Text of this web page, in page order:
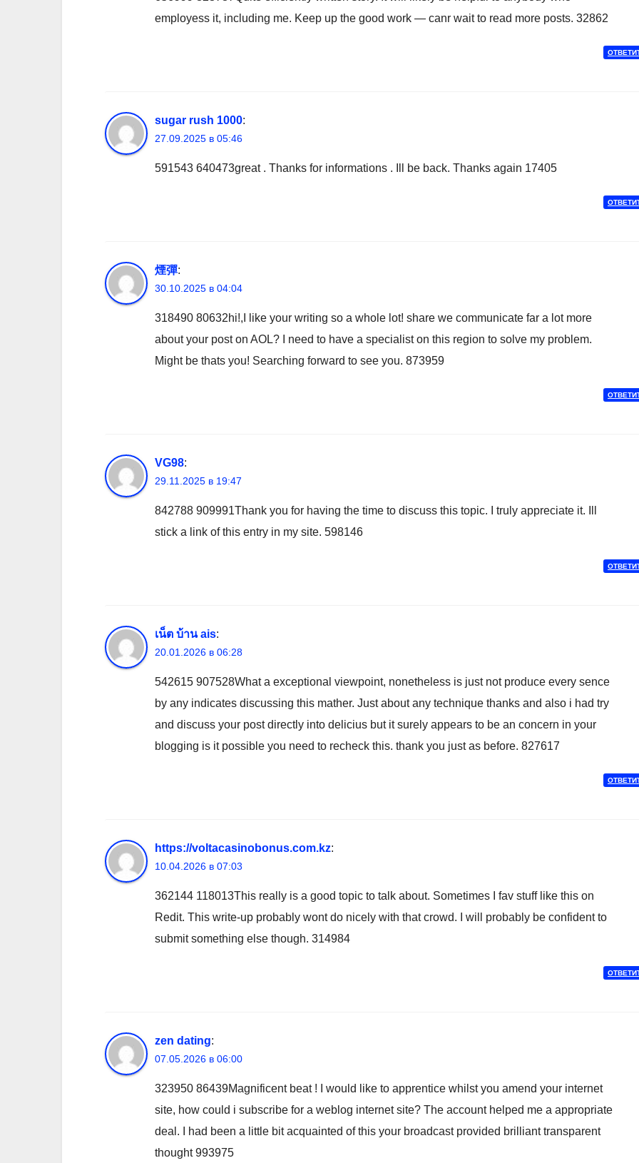
employess it, including me. Keep up the good work — canr wait to read more posts. 32862
sugar rush 1000:
27.09.2025 в 05:46
591543 640473great . Thanks for informations . Ill be back. Thanks again 17405
煙彈:
30.10.2025 в 04:04
318490 80632hi!,I like your writing so a whole lot! share we communicate far a lot more
about your post on AOL? I need to have a specialist on this region to solve my problem.
Might be thats you! Searching forward to see you. 873959
VG98:
29.11.2025 в 19:47
842788 909991Thank you for having the time to discuss this topic. I truly appreciate it. Ill
stick a link of this entry in my site. 598146
เน็ต บ้าน ais:
20.01.2026 в 06:28
542615 907528What a exceptional viewpoint, nonetheless is just not produce every sence
by any indicates discussing this mather. Just about any technique thanks and also i had try
and discuss your post directly into delicius but it surely appears to be an concern in your
blogging is it possible you need to recheck this. thank you just as before. 827617
https://voltacasinobonus.com.kz:
10.04.2026 в 07:03
362144 118013This really is a good topic to talk about. Sometimes I fav stuff like this on
Redit. This write-up probably wont do nicely with that crowd. I will probably be confident to
submit something else though. 314984
zen dating:
07.05.2026 в 06:00
323950 86439Magnificent beat ! I would like to apprentice whilst you amend your internet
site, how could i subscribe for a weblog internet site? The account helped me a appropriate
deal. I had been a little bit acquainted of this your broadcast provided brilliant transparent
thought 993975